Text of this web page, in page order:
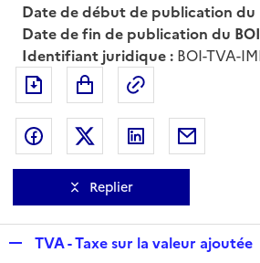
Date de début de publication du
Date de fin de publication du
Identifiant juridique : BOI-TVA-
Exporter le document au
Partager sur Facebook
Partager sur Twitter
Partager sur
Replier
TVA - Taxe sur la valeur ajoutée